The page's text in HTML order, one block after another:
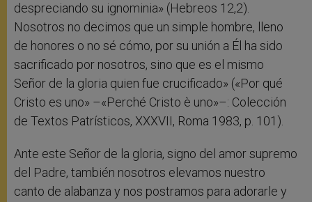
despreciando su ignominia» (Hebreos 12,2).
Nosotros no decimos que un simple hombre, lleno
de honores o no sé cómo, por su unión a Él ha sido
sacrificado por nosotros, sino que es el mismo
Señor de la gloria quien fue crucificado» («Por qué
Cristo es uno» –«Perché Cristo è uno»–: Colección
de Textos Patrísticos, XXXVII, Roma 1983, p. 101).
Ante este Señor de la gloria, signo del amor supremo
del Padre, también nosotros elevamos nuestro
canto de alabanza y nos postramos para adorarle y